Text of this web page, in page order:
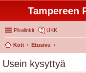
Tampereen
Pikalinkit UKK
Koti
Etusivu
Usein kysyttyä